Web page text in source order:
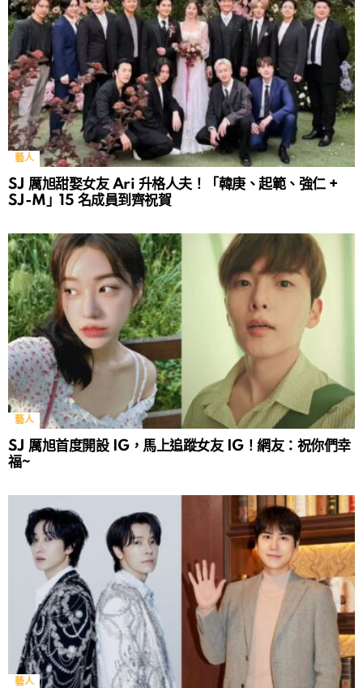
藝人
SJ 厲旭甜娶女友 Ari 升格人夫！「韓庚、起範、強仁 +
SJ-M」15 名成員到齊祝賀
藝人
SJ 厲旭首度開設 IG，馬上追蹤女友 IG！網友：祝你們幸
福~
藝人